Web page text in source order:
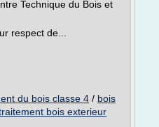
Technique du Bois et
respect de...
du bois classe 4 / bois
bois exterieur